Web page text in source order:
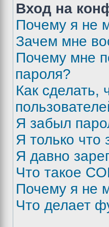
Вход на
Почему я не
Зачем мне
Почему мне
пароля?
Как сделать,
Я забыл
Я только что
Я давно
Что такое
Почему я не
Что делает